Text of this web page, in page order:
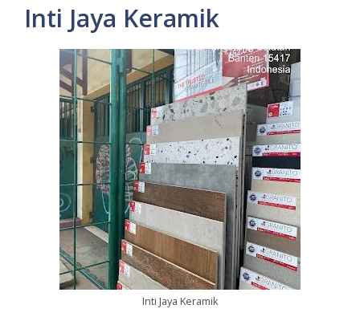
Inti Jaya Keramik
Inti Jaya Keramik